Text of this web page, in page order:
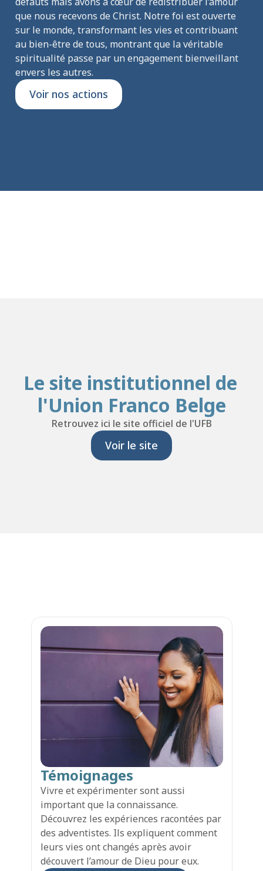
que nous recevons de Christ. Notre foi est ouverte
sur le monde, transformant les vies et contribuant
au bien-être de tous, montrant que la véritable
spiritualité passe par un engagement bienveillant
envers les autres.
Voir nos actions
Le site institutionnel de
l'Union Franco Belge
Retrouvez ici le site officiel de l'UFB
Voir le site
Témoignages
Vivre et expérimenter sont aussi
important que la connaissance.
Découvrez les expériences racontées par
des adventistes. Ils expliquent comment
leurs vies ont changés après avoir
découvert l’amour de Dieu pour eux.